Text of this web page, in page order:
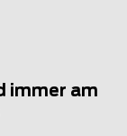
immer am